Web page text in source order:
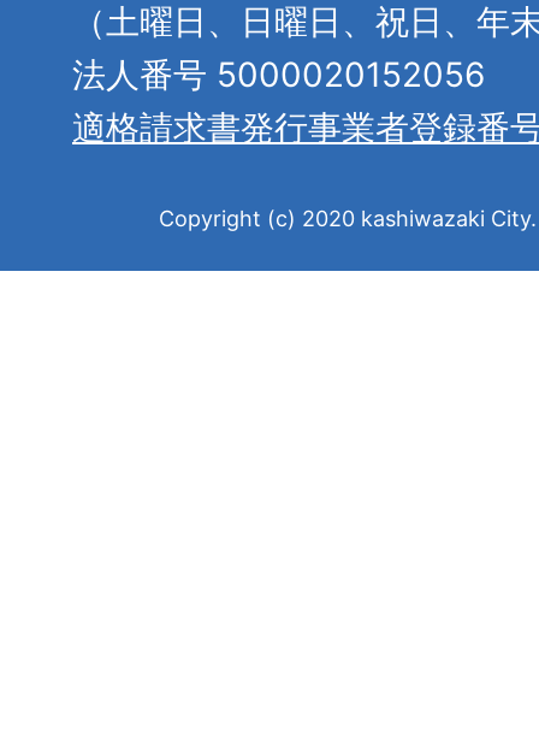
（土曜日、日曜日、祝日、年
法人番号 5000020152056
適格請求書発行事業者登録番
Copyright (c) 2020 kashiwazaki